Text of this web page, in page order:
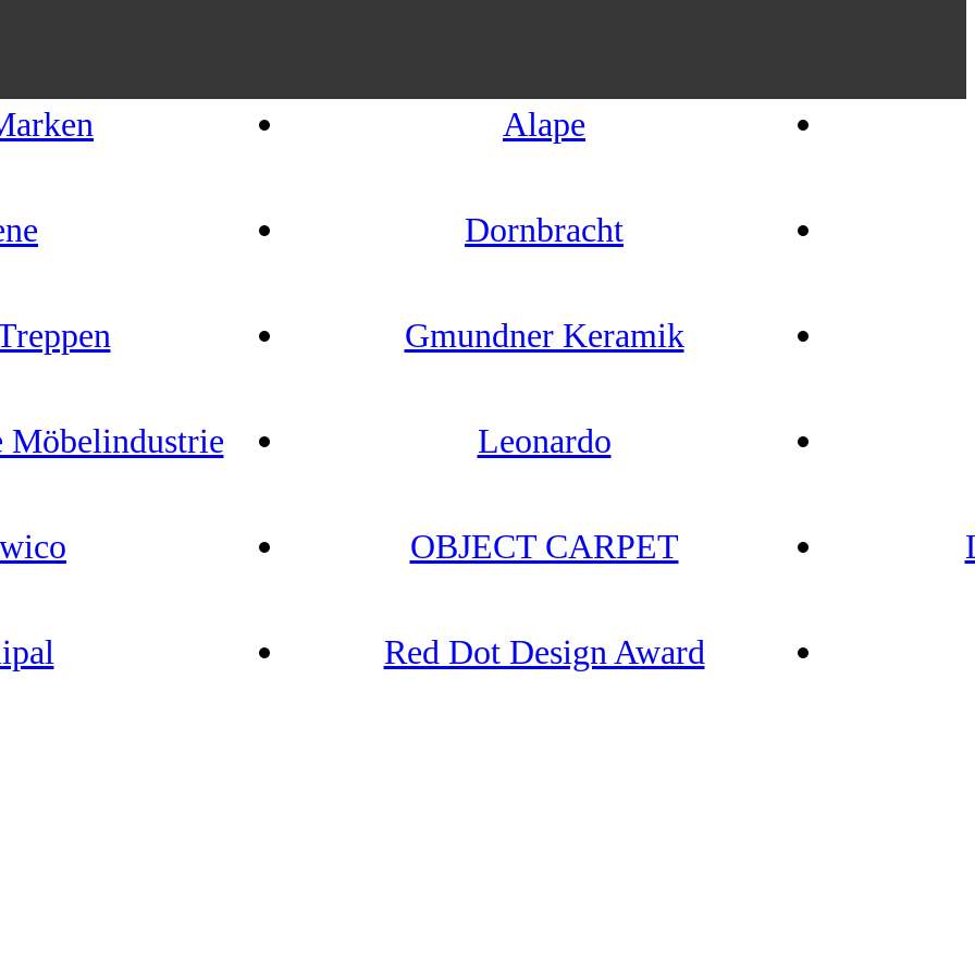
Alape
Dornbracht
Gmundner Keramik
Möbelindustrie Leonardo
OBJECT CARPET
Red Dot Design Award